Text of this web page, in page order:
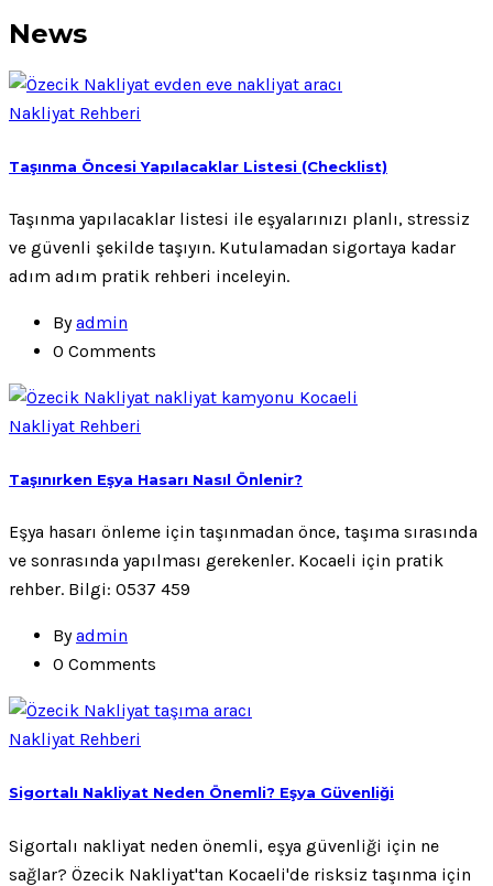
News
Nakliyat Rehberi
Taşınma Öncesi Yapılacaklar Listesi (Checklist)
Taşınma yapılacaklar listesi ile eşyalarınızı planlı, stressiz
ve güvenli şekilde taşıyın. Kutulamadan sigortaya kadar
adım adım pratik rehberi inceleyin.
Byadmin
0 Comments
Nakliyat Rehberi
Taşınırken Eşya Hasarı Nasıl Önlenir?
Eşya hasarı önleme için taşınmadan önce, taşıma sırasında
ve sonrasında yapılması gerekenler. Kocaeli için pratik
rehber. Bilgi: 0537 459
Byadmin
0 Comments
Nakliyat Rehberi
Sigortalı Nakliyat Neden Önemli? Eşya Güvenliği
Sigortalı nakliyat neden önemli, eşya güvenliği için ne
sağlar? Özecik Nakliyat'tan Kocaeli'de risksiz taşınma için